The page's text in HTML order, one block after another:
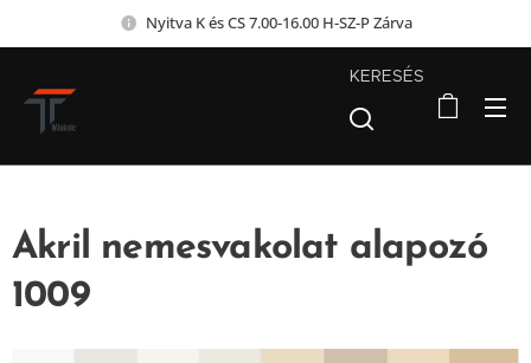
Nyitva K és CS 7.00-16.00 H-SZ-P Zárva
KERESÉS
Akril nemesvakolat alapozó
1009